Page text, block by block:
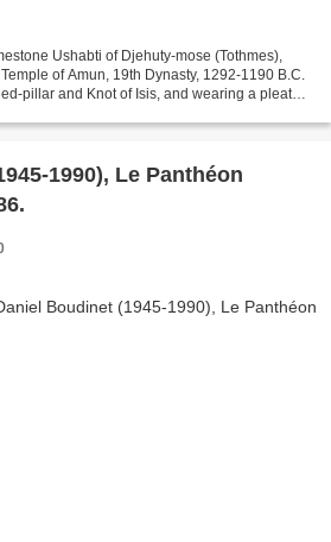
Ushabti of Djehuty-mose (Tothmes),
of Amun, 19th Dynasty, 1292-1190 B.C.
pillar and Knot of Isis, and wearing a pleated
1990), Le Panthéon